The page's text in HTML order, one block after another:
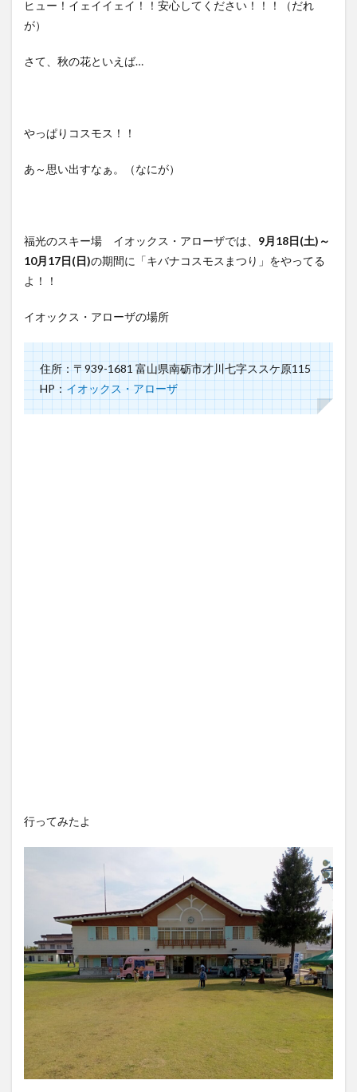
ヒュー！イェイイェイ！！安心してください！！！（だれ
が）
さて、秋の花といえば…
やっぱりコスモス！！
あ～思い出すなぁ。（なにが）
福光のスキー場 イオックス・アローザでは、 9月18日(土)～
10月17日(日)の期間に「キバナコスモスまつり」をやってる
よ！！
イオックス・アローザの場所
住所：〒939-1681 富山県南砺市才川七字ススケ原115
HP：イオックス・アローザ
行ってみたよ